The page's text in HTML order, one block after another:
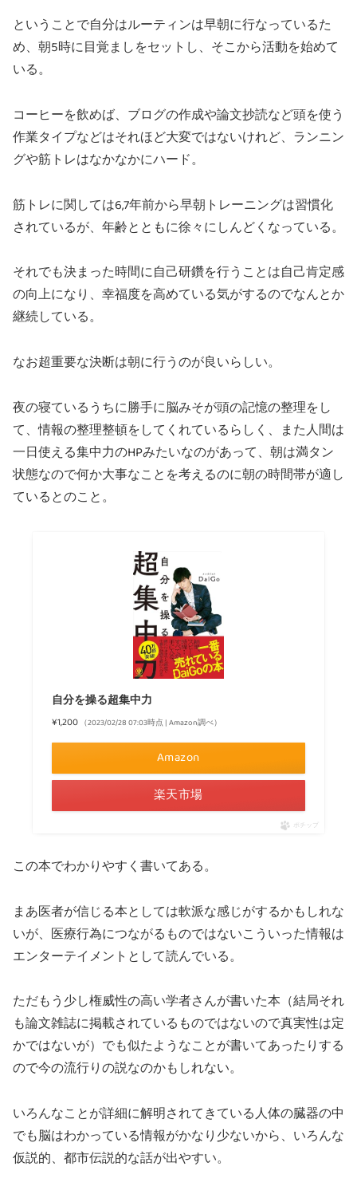
ということで自分はルーティンは早朝に行なっているた
め、朝5時に目覚ましをセットし、そこから活動を始めて
いる。
コーヒーを飲めば、ブログの作成や論文抄読など頭を使う
作業タイプなどはそれほど大変ではないけれど、ランニン
グや筋トレはなかなかにハード。
筋トレに関しては6,7年前から早朝トレーニングは習慣化
されているが、年齢とともに徐々にしんどくなっている。
それでも決まった時間に自己研鑽を行うことは自己肯定感
の向上になり、幸福度を高めている気がするのでなんとか
継続している。
なお超重要な決断は朝に行うのが良いらしい。
夜の寝ているうちに勝手に脳みそが頭の記憶の整理をし
て、情報の整理整頓をしてくれているらしく、また人間は
一日使える集中力のHPみたいなのがあって、朝は満タン
状態なので何か大事なことを考えるのに朝の時間帯が適し
ているとのこと。
自分を操る超集中力
¥1,200 （2023/02/28 07:03時点 | Amazon調べ）
Amazon
楽天市場
ポチップ
この本でわかりやすく書いてある。
まあ医者が信じる本としては軟派な感じがするかもしれな
いが、医療行為につながるものではないこういった情報は
エンターテイメントとして読んでいる。
ただもう少し権威性の高い学者さんが書いた本（結局それ
も論文雑誌に掲載されているものではないので真実性は定
かではないが）でも似たようなことが書いてあったりする
ので今の流行りの説なのかもしれない。
いろんなことが詳細に解明されてきている人体の臓器の中
でも脳はわかっている情報がかなり少ないから、いろんな
仮説的、都市伝説的な話が出やすい。